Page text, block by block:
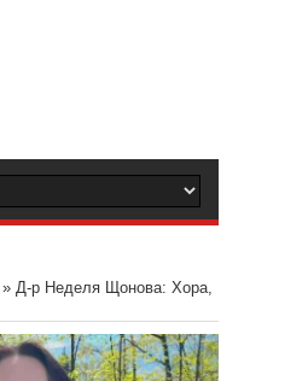
» Д-р Неделя Щонова: Хора,